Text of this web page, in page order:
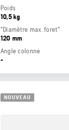
Poids
10,5 kg
"Diamètre max. foret"
120 mm
Angle colonne
-
NOUVEAU